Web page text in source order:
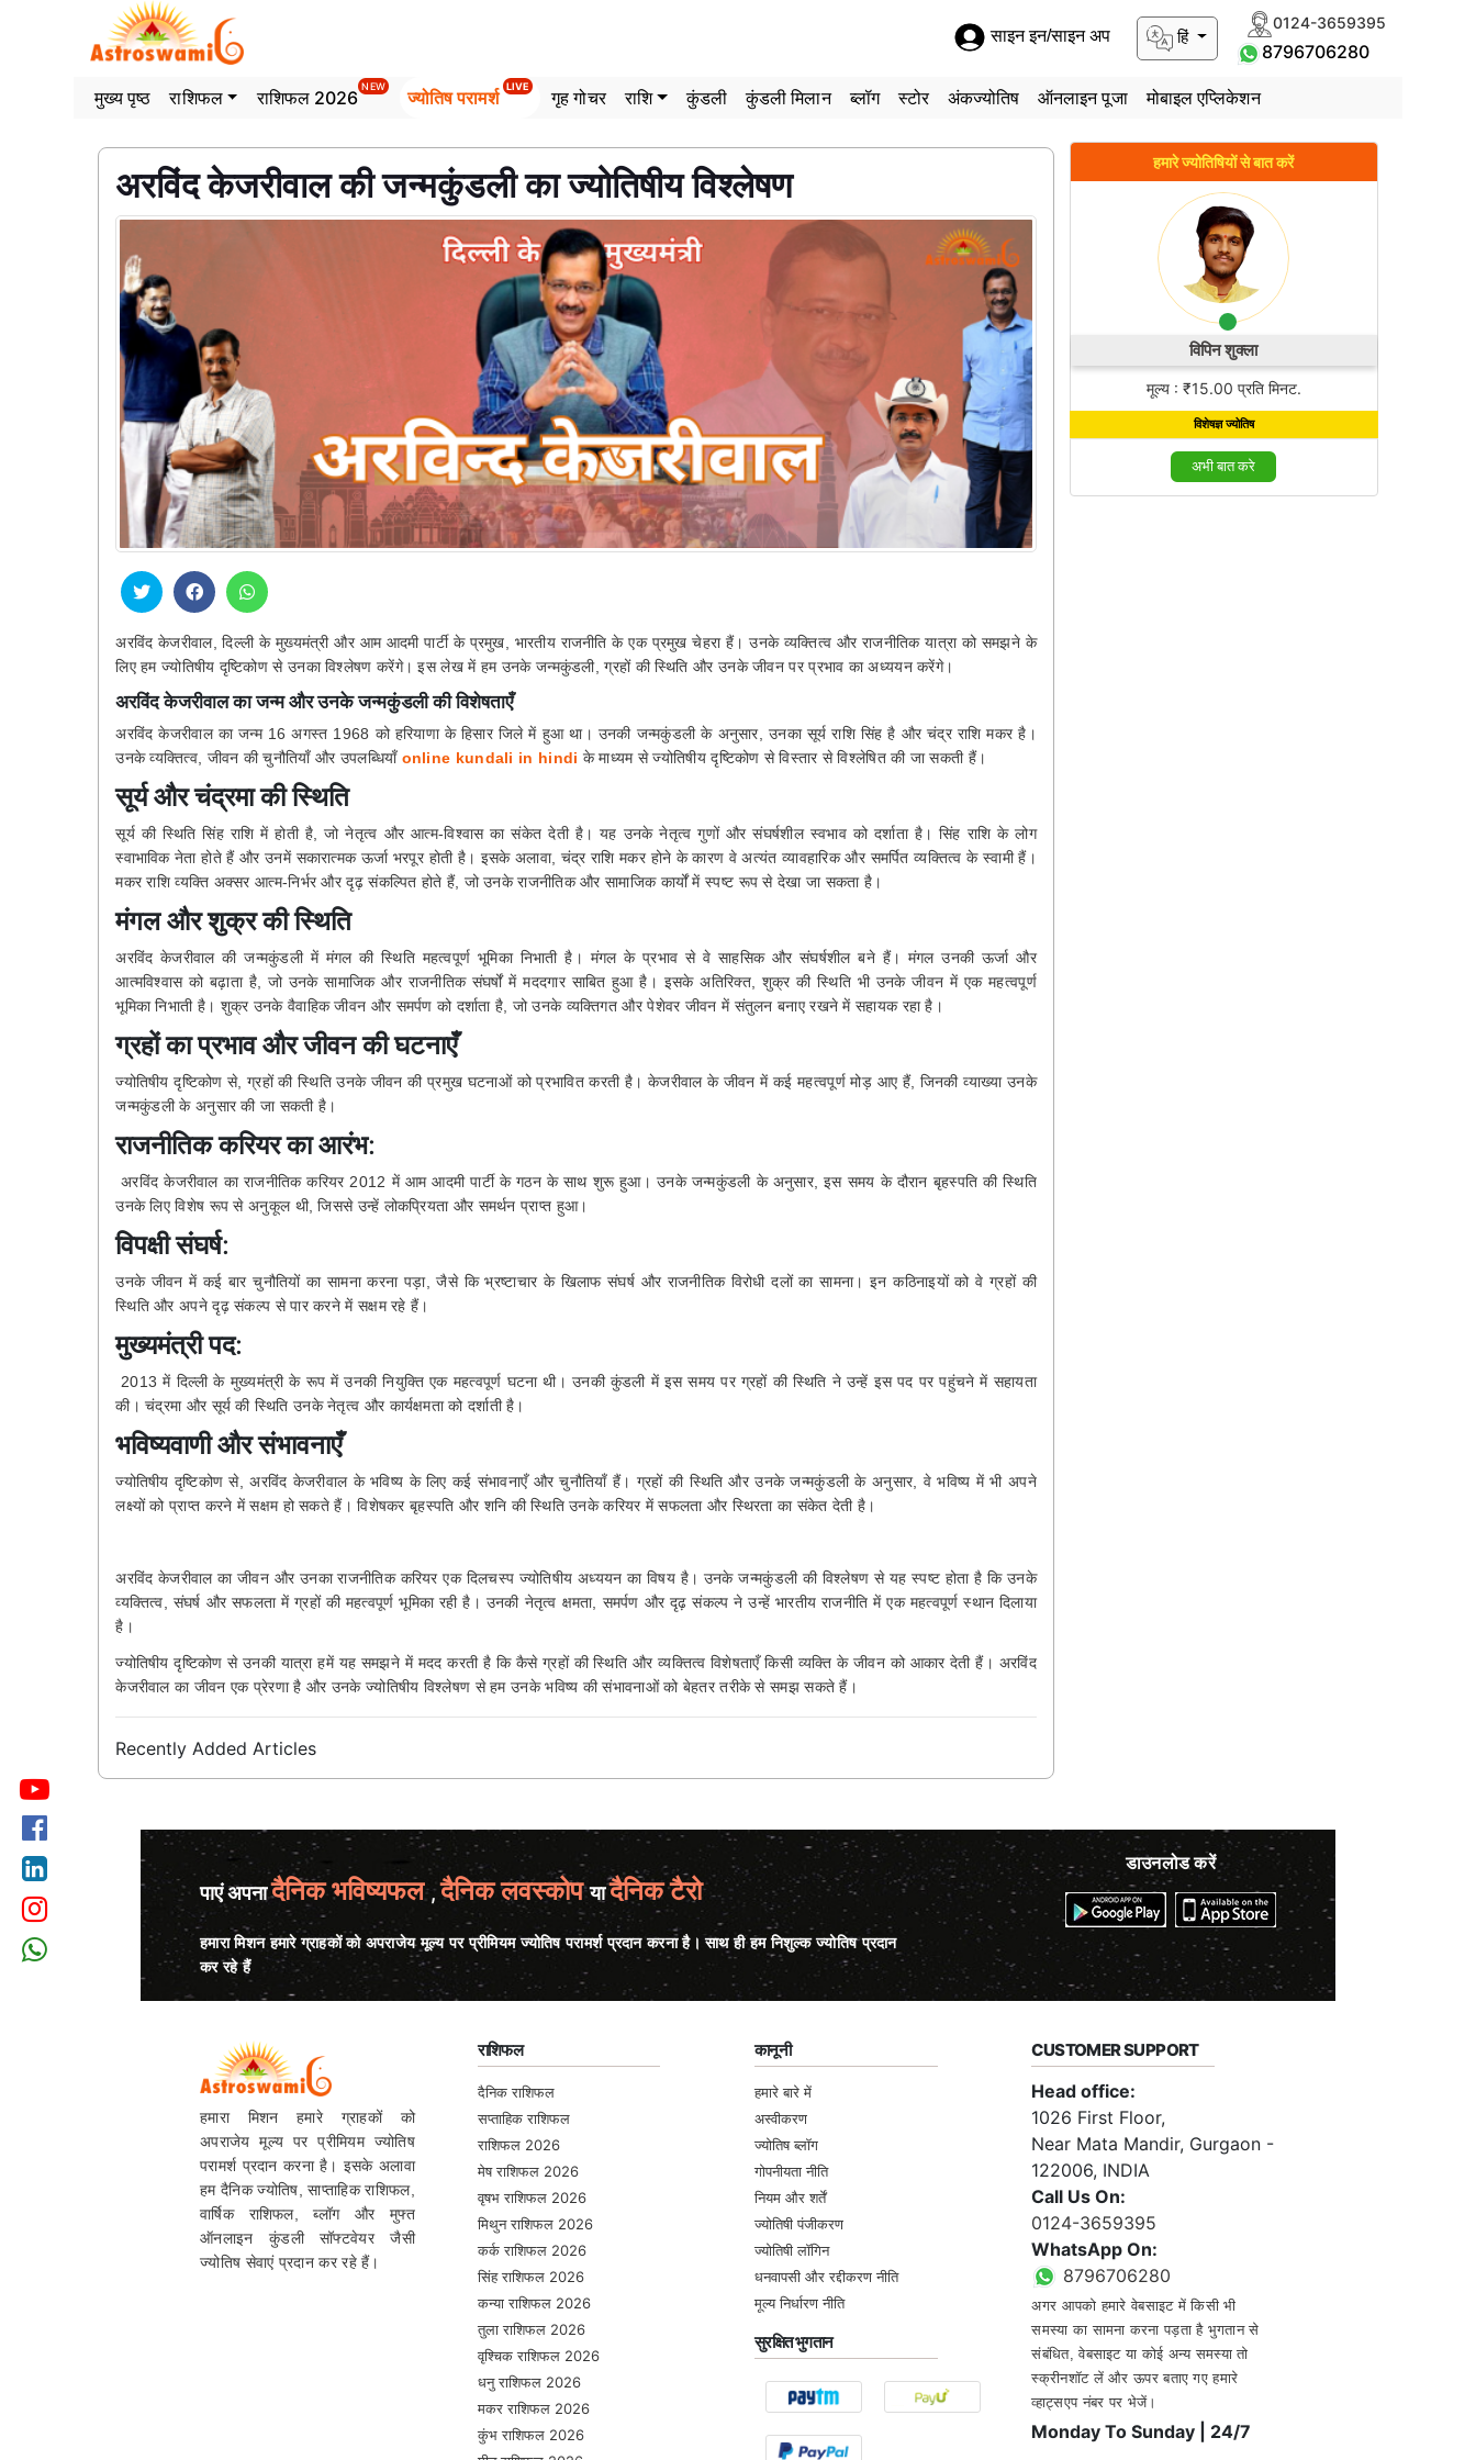
0124-3659395
8796706280
हिं
साइन इन/साइन अप
मुख्य पृष्ठ राशिफल राशिफल 2026
NEW
ज्योतिष परामर्श
LIVE
गृह गोचर राशि कुंडली कुंडली मिलान ब्लॉग स्टोर अंकज्योतिष ऑनलाइन पूजा मोबाइल एप्लिकेशन
अरविंद केजरीवाल की जन्मकुंडली का ज्योतिषीय विश्लेषण
अरविंद केजरीवाल, दिल्ली के मुख्यमंत्री और आम आदमी पार्टी के प्रमुख, भारतीय राजनीति के एक प्रमुख चेहरा हैं। उनके व्यक्तित्व और राजनीतिक यात्रा को समझने के
लिए हम ज्योतिषीय दृष्टिकोण से उनका विश्लेषण करेंगे। इस लेख में हम उनके जन्मकुंडली, ग्रहों की स्थिति और उनके जीवन पर प्रभाव का अध्ययन करेंगे।
अरविंद केजरीवाल का जन्म और उनके जन्मकुंडली की विशेषताएँ
अरविंद केजरीवाल का जन्म 16 अगस्त 1968 को हरियाणा के हिसार जिले में हुआ था। उनकी जन्मकुंडली के अनुसार, उनका सूर्य राशि सिंह है और चंद्र राशि मकर है।
उनके व्यक्तित्व, जीवन की चुनौतियाँ और उपलब्धियाँ online kundali in hindi के माध्यम से ज्योतिषीय दृष्टिकोण से विस्तार से विश्लेषित की जा सकती हैं।
सूर्य और चंद्रमा की स्थिति
सूर्य की स्थिति सिंह राशि में होती है, जो नेतृत्व और आत्म-विश्वास का संकेत देती है। यह उनके नेतृत्व गुणों और संघर्षशील स्वभाव को दर्शाता है। सिंह राशि के लोग
स्वाभाविक नेता होते हैं और उनमें सकारात्मक ऊर्जा भरपूर होती है। इसके अलावा, चंद्र राशि मकर होने के कारण वे अत्यंत व्यावहारिक और समर्पित व्यक्तित्व के स्वामी हैं।
मकर राशि व्यक्ति अक्सर आत्म-निर्भर और दृढ़ संकल्पित होते हैं, जो उनके राजनीतिक और सामाजिक कार्यों में स्पष्ट रूप से देखा जा सकता है।
मंगल और शुक्र की स्थिति
अरविंद केजरीवाल की जन्मकुंडली में मंगल की स्थिति महत्वपूर्ण भूमिका निभाती है। मंगल के प्रभाव से वे साहसिक और संघर्षशील बने हैं। मंगल उनकी ऊर्जा और
आत्मविश्वास को बढ़ाता है, जो उनके सामाजिक और राजनीतिक संघर्षों में मददगार साबित हुआ है। इसके अतिरिक्त, शुक्र की स्थिति भी उनके जीवन में एक महत्वपूर्ण
भूमिका निभाती है। शुक्र उनके वैवाहिक जीवन और समर्पण को दर्शाता है, जो उनके व्यक्तिगत और पेशेवर जीवन में संतुलन बनाए रखने में सहायक रहा है।
ग्रहों का प्रभाव और जीवन की घटनाएँ
ज्योतिषीय दृष्टिकोण से, ग्रहों की स्थिति उनके जीवन की प्रमुख घटनाओं को प्रभावित करती है। केजरीवाल के जीवन में कई महत्वपूर्ण मोड़ आए हैं, जिनकी व्याख्या उनके
जन्मकुंडली के अनुसार की जा सकती है।
राजनीतिक करियर का आरंभ:
अरविंद केजरीवाल का राजनीतिक करियर 2012 में आम आदमी पार्टी के गठन के साथ शुरू हुआ। उनके जन्मकुंडली के अनुसार, इस समय के दौरान बृहस्पति की स्थिति
उनके लिए विशेष रूप से अनुकूल थी, जिससे उन्हें लोकप्रियता और समर्थन प्राप्त हुआ।
विपक्षी संघर्ष:
उनके जीवन में कई बार चुनौतियों का सामना करना पड़ा, जैसे कि भ्रष्टाचार के खिलाफ संघर्ष और राजनीतिक विरोधी दलों का सामना। इन कठिनाइयों को वे ग्रहों की
स्थिति और अपने दृढ़ संकल्प से पार करने में सक्षम रहे हैं।
मुख्यमंत्री पद:
2013 में दिल्ली के मुख्यमंत्री के रूप में उनकी नियुक्ति एक महत्वपूर्ण घटना थी। उनकी कुंडली में इस समय पर ग्रहों की स्थिति ने उन्हें इस पद पर पहुंचने में सहायता
की। चंद्रमा और सूर्य की स्थिति उनके नेतृत्व और कार्यक्षमता को दर्शाती है।
भविष्यवाणी और संभावनाएँ
ज्योतिषीय दृष्टिकोण से, अरविंद केजरीवाल के भविष्य के लिए कई संभावनाएँ और चुनौतियाँ हैं। ग्रहों की स्थिति और उनके जन्मकुंडली के अनुसार, वे भविष्य में भी अपने
लक्ष्यों को प्राप्त करने में सक्षम हो सकते हैं। विशेषकर बृहस्पति और शनि की स्थिति उनके करियर में सफलता और स्थिरता का संकेत देती है।
अरविंद केजरीवाल का जीवन और उनका राजनीतिक करियर एक दिलचस्प ज्योतिषीय अध्ययन का विषय है। उनके जन्मकुंडली की विश्लेषण से यह स्पष्ट होता है कि उनके
व्यक्तित्व, संघर्ष और सफलता में ग्रहों की महत्वपूर्ण भूमिका रही है। उनकी नेतृत्व क्षमता, समर्पण और दृढ़ संकल्प ने उन्हें भारतीय राजनीति में एक महत्वपूर्ण स्थान दिलाया
है।
ज्योतिषीय दृष्टिकोण से उनकी यात्रा हमें यह समझने में मदद करती है कि कैसे ग्रहों की स्थिति और व्यक्तित्व विशेषताएँ किसी व्यक्ति के जीवन को आकार देती हैं। अरविंद
केजरीवाल का जीवन एक प्रेरणा है और उनके ज्योतिषीय विश्लेषण से हम उनके भविष्य की संभावनाओं को बेहतर तरीके से समझ सकते हैं।
Recently Added Articles
हमारे ज्योतिषियों से बात करें
विपिन शुक्ला
मूल्य : ₹15.00 प्रति मिनट.
विशेषज्ञ ज्योतिष
अभी बात करे
पाएं अपनादैनिक भविष्यफल,दैनिक लवस्कोपयादैनिक टैरो
हमारा मिशन हमारे ग्राहकों को अपराजेय मूल्य पर प्रीमियम ज्योतिष परामर्श प्रदान करना है। साथ ही हम निशुल्क ज्योतिष प्रदान
कर रहे हैं
डाउनलोड करें
हमारा मिशन हमारे ग्राहकों को
अपराजेय मूल्य पर प्रीमियम ज्योतिष
परामर्श प्रदान करना है। इसके अलावा
हम दैनिक ज्योतिष, साप्ताहिक राशिफल,
वार्षिक राशिफल, ब्लॉग और मुफ्त
ऑनलाइन कुंडली सॉफ्टवेयर जैसी
ज्योतिष सेवाएं प्रदान कर रहे हैं।
राशिफल
दैनिक राशिफल
सप्ताहिक राशिफल
राशिफल 2026
मेष राशिफल 2026
वृषभ राशिफल 2026
मिथुन राशिफल 2026
कर्क राशिफल 2026
सिंह राशिफल 2026
कन्या राशिफल 2026
तुला राशिफल 2026
वृश्चिक राशिफल 2026
धनु राशिफल 2026
मकर राशिफल 2026
कुंभ राशिफल 2026
कानूनी
हमारे बारे में
अस्वीकरण
ज्योतिष ब्लॉग
गोपनीयता नीति
नियम और शर्तें
ज्योतिषी पंजीकरण
ज्योतिषी लॉगिन
धनवापसी और रद्दीकरण नीति
मूल्य निर्धारण नीति
सुरक्षित भुगतान
CUSTOMER SUPPORT
Head office:
1026 First Floor,
Near Mata Mandir, Gurgaon -
122006, INDIA
Call Us On:
0124-3659395
WhatsApp On:
8796706280
अगर आपको हमारे वेबसाइट में किसी भी
समस्या का सामना करना पड़ता है भुगतान से
संबंधित, वेबसाइट या कोई अन्य समस्या तो
स्क्रीनशॉट लें और ऊपर बताए गए हमारे
व्हाट्सएप नंबर पर भेजें।
Monday To Sunday | 24/7